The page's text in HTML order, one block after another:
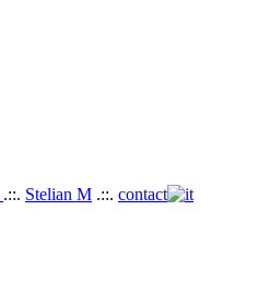
.::. Stelian M .::. contact